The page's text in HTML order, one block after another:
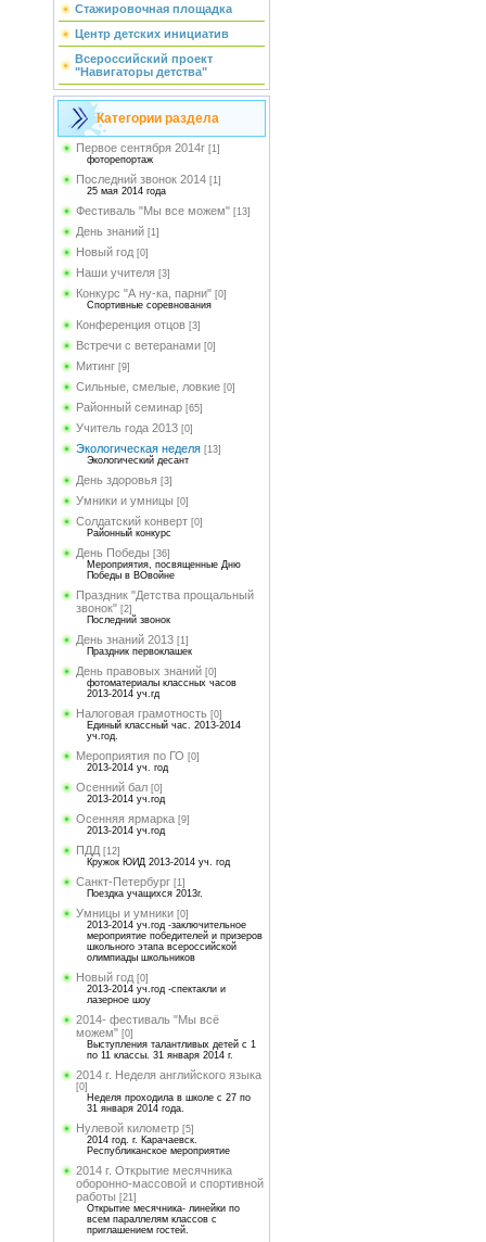
Стажировочная площадка
Центр детских инициатив
Всероссийский проект
"Навигаторы детства"
Категории раздела
Первое сентября 2014г [1]
фоторепортаж
Последний звонок 2014 [1]
25 мая 2014 года
Фестиваль "Мы все можем" [13]
День знаний [1]
Новый год [0]
Наши учителя [3]
Конкурс "А ну-ка, парни" [0]
Спортивные соревнования
Конференция отцов [3]
Встречи с ветеранами [0]
Митинг [9]
Сильные, смелые, ловкие [0]
Районный семинар [65]
Учитель года 2013 [0]
Экологическая неделя [13]
Экологический десант
День здоровья [3]
Умники и умницы [0]
Солдатский конверт [0]
Районный конкурс
День Победы [36]
Мероприятия, посвященные Дню
Победы в ВОвойне
Праздник "Детства прощальный
звонок" [2]
Последний звонок
День знаний 2013 [1]
Праздник первоклашек
День правовых знаний [0]
фотоматериалы классных часов
2013-2014 уч.гд
Налоговая грамотность [0]
Единый классный час. 2013-2014
уч.год.
Мероприятия по ГО [0]
2013-2014 уч. год
Осенний бал [0]
2013-2014 уч.год
Осенняя ярмарка [9]
2013-2014 уч.год
ПДД [12]
Кружок ЮИД 2013-2014 уч. год
Санкт-Петербург [1]
Поездка учащихся 2013г.
Умницы и умники [0]
2013-2014 уч.год -заключительное
мероприятие победителей и призеров
школьного этапа всероссийской
олимпиады школьников
Новый год [0]
2013-2014 уч.год -спектакли и
лазерное шоу
2014- фестиваль "Мы всё
можем" [0]
Выступления талантливых детей с 1
по 11 классы. 31 января 2014 г.
2014 г. Неделя английского языка
[0]
Неделя проходила в школе с 27 по
31 января 2014 года.
Нулевой километр [5]
2014 год. г. Карачаевск.
Республиканское мероприятие
2014 г. Открытие месячника
оборонно-массовой и спортивной
работы [21]
Открытие месячника- линейки по
всем параллелям классов с
приглашением гостей.